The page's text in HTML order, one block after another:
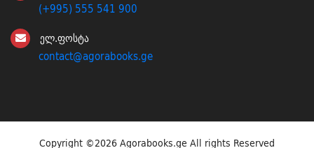
(+995) 555 541 900
ელ.ფოსტა
contact@agorabooks.ge
Copyright ©2026 Agorabooks.ge All rights Reserved